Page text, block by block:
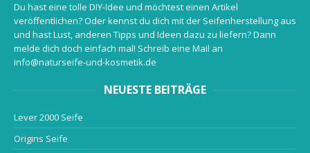
Du hast eine tolle DIY-Idee und möchtest einen Artikel
veröffentlichen? Oder kennst du dich mit der Seifenherstellung aus
und hast Lust, anderen Tipps und Ideen dazu zu liefern? Dann
melde dich doch einfach mal! Schreib eine Mail an
info@naturseife-und-kosmetik.de
NEUESTE BEITRÄGE
Lever 2000 Seife
Origins Seife